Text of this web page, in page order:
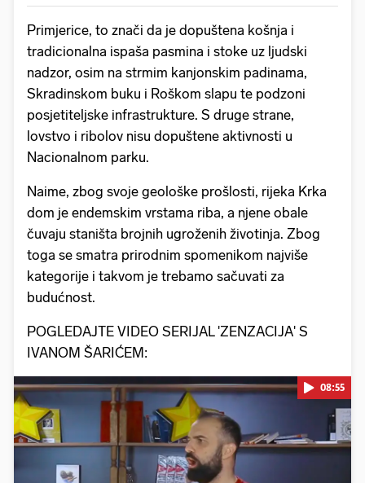
Primjerice, to znači da je dopuštena košnja i
tradicionalna ispaša pasmina i stoke uz ljudski
nadzor, osim na strmim kanjonskim padinama,
Skradinskom buku i Roškom slapu te podzoni
posjetiteljske infrastrukture. S druge strane,
lovstvo i ribolov nisu dopuštene aktivnosti u
Nacionalnom parku.
Naime, zbog svoje geološke prošlosti, rijeka Krka
dom je endemskim vrstama riba, a njene obale
čuvaju staništa brojnih ugroženih životinja. Zbog
toga se smatra prirodnim spomenikom najviše
kategorije i takvom je trebamo sačuvati za
budućnost.
POGLEDAJTE VIDEO SERIJAL 'ZENZACIJA' S
IVANOM ŠARIĆEM:
08:55